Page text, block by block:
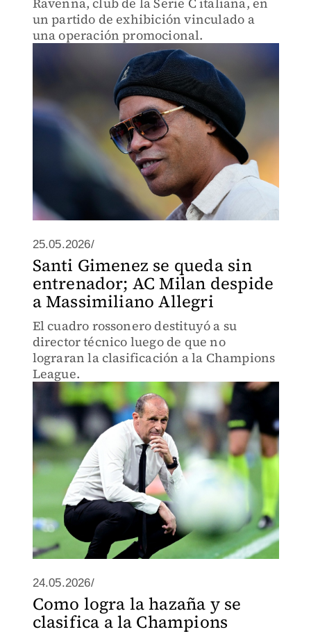
un partido de exhibición vinculado a
una operación promocional.
25.05.2026/
Santi Gimenez se queda sin
entrenador; AC Milan despide
a Massimiliano Allegri
El cuadro rossonero destituyó a su
director técnico luego de que no
lograran la clasificación a la Champions
League.
24.05.2026/
Como logra la hazaña y se
clasifica a la Champions